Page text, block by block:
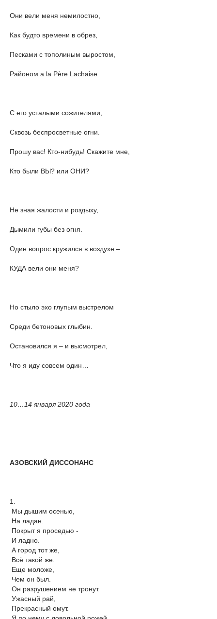
Они вели меня немилостно,
Как будто времени в обрез,
Песками с тополиным выростом,
Районом a la Père Lachaise
С его усталыми сожителями,
Сквозь беспросветные огни.
Прошу вас! Кто-нибудь! Скажите мне,
Кто были ВЫ? или ОНИ?
Не зная жалости и роздыху,
Дымили губы без огня.
Один вопрос кружился в воздухе –
КУДА вели они меня?
Но стыло эхо глупым выстрелом
Среди бетоновых глыбин.
Остановился я – и высмотрел,
Что я иду совсем один…
10…14 января 2020 года
АЗОВСКИЙ ДИССОНАНС
1.
Мы дышим осенью,
На ладан.
Покрыт я проседью -
И ладно.
А город тот же,
Всё такой же.
Еще моложе,
Чем он был.
Он разрушением не тронут.
Ужасный рай,
Прекрасный омут.